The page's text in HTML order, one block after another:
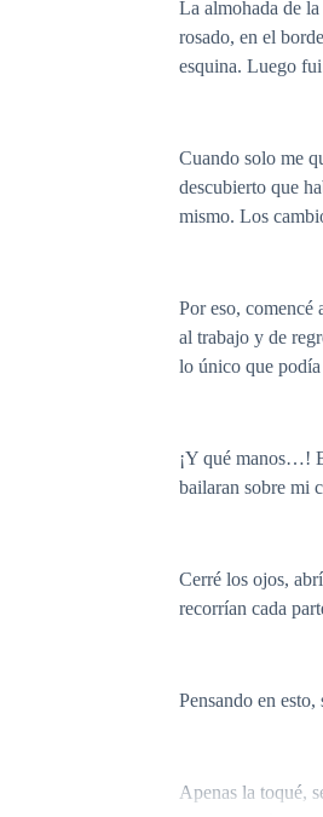
La almohada de
rosado, en el
esquina. Luego
Cuando solo me
descubierto que
mismo. Los
Por eso, comencé
al trabajo y de
lo único que podía
¡Y qué manos…!
bailaran sobre mi
Cerré los ojos,
recorrían cada
Pensando en
Apenas la toqué,